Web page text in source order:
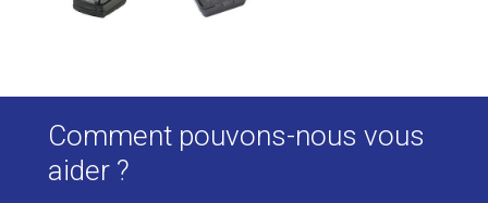
Comment pouvons-nous vous
aider ?